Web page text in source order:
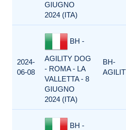
GIUGNO
2024 (ITA)
2024-
06-08
BH -
AGILITY DOG
- ROMA - LA
VALLETTA - 8
GIUGNO
2024 (ITA)
BH-
BH -